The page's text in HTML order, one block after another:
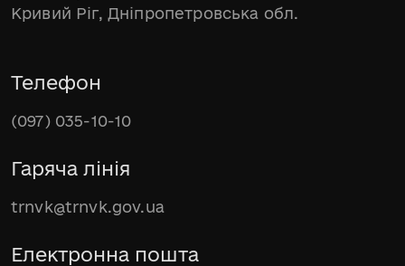
Кривий Ріг, Дніпропетровська обл.
Телефон
(097) 035-10-10
Гаряча лінія
trnvk@trnvk.gov.ua
Електронна пошта